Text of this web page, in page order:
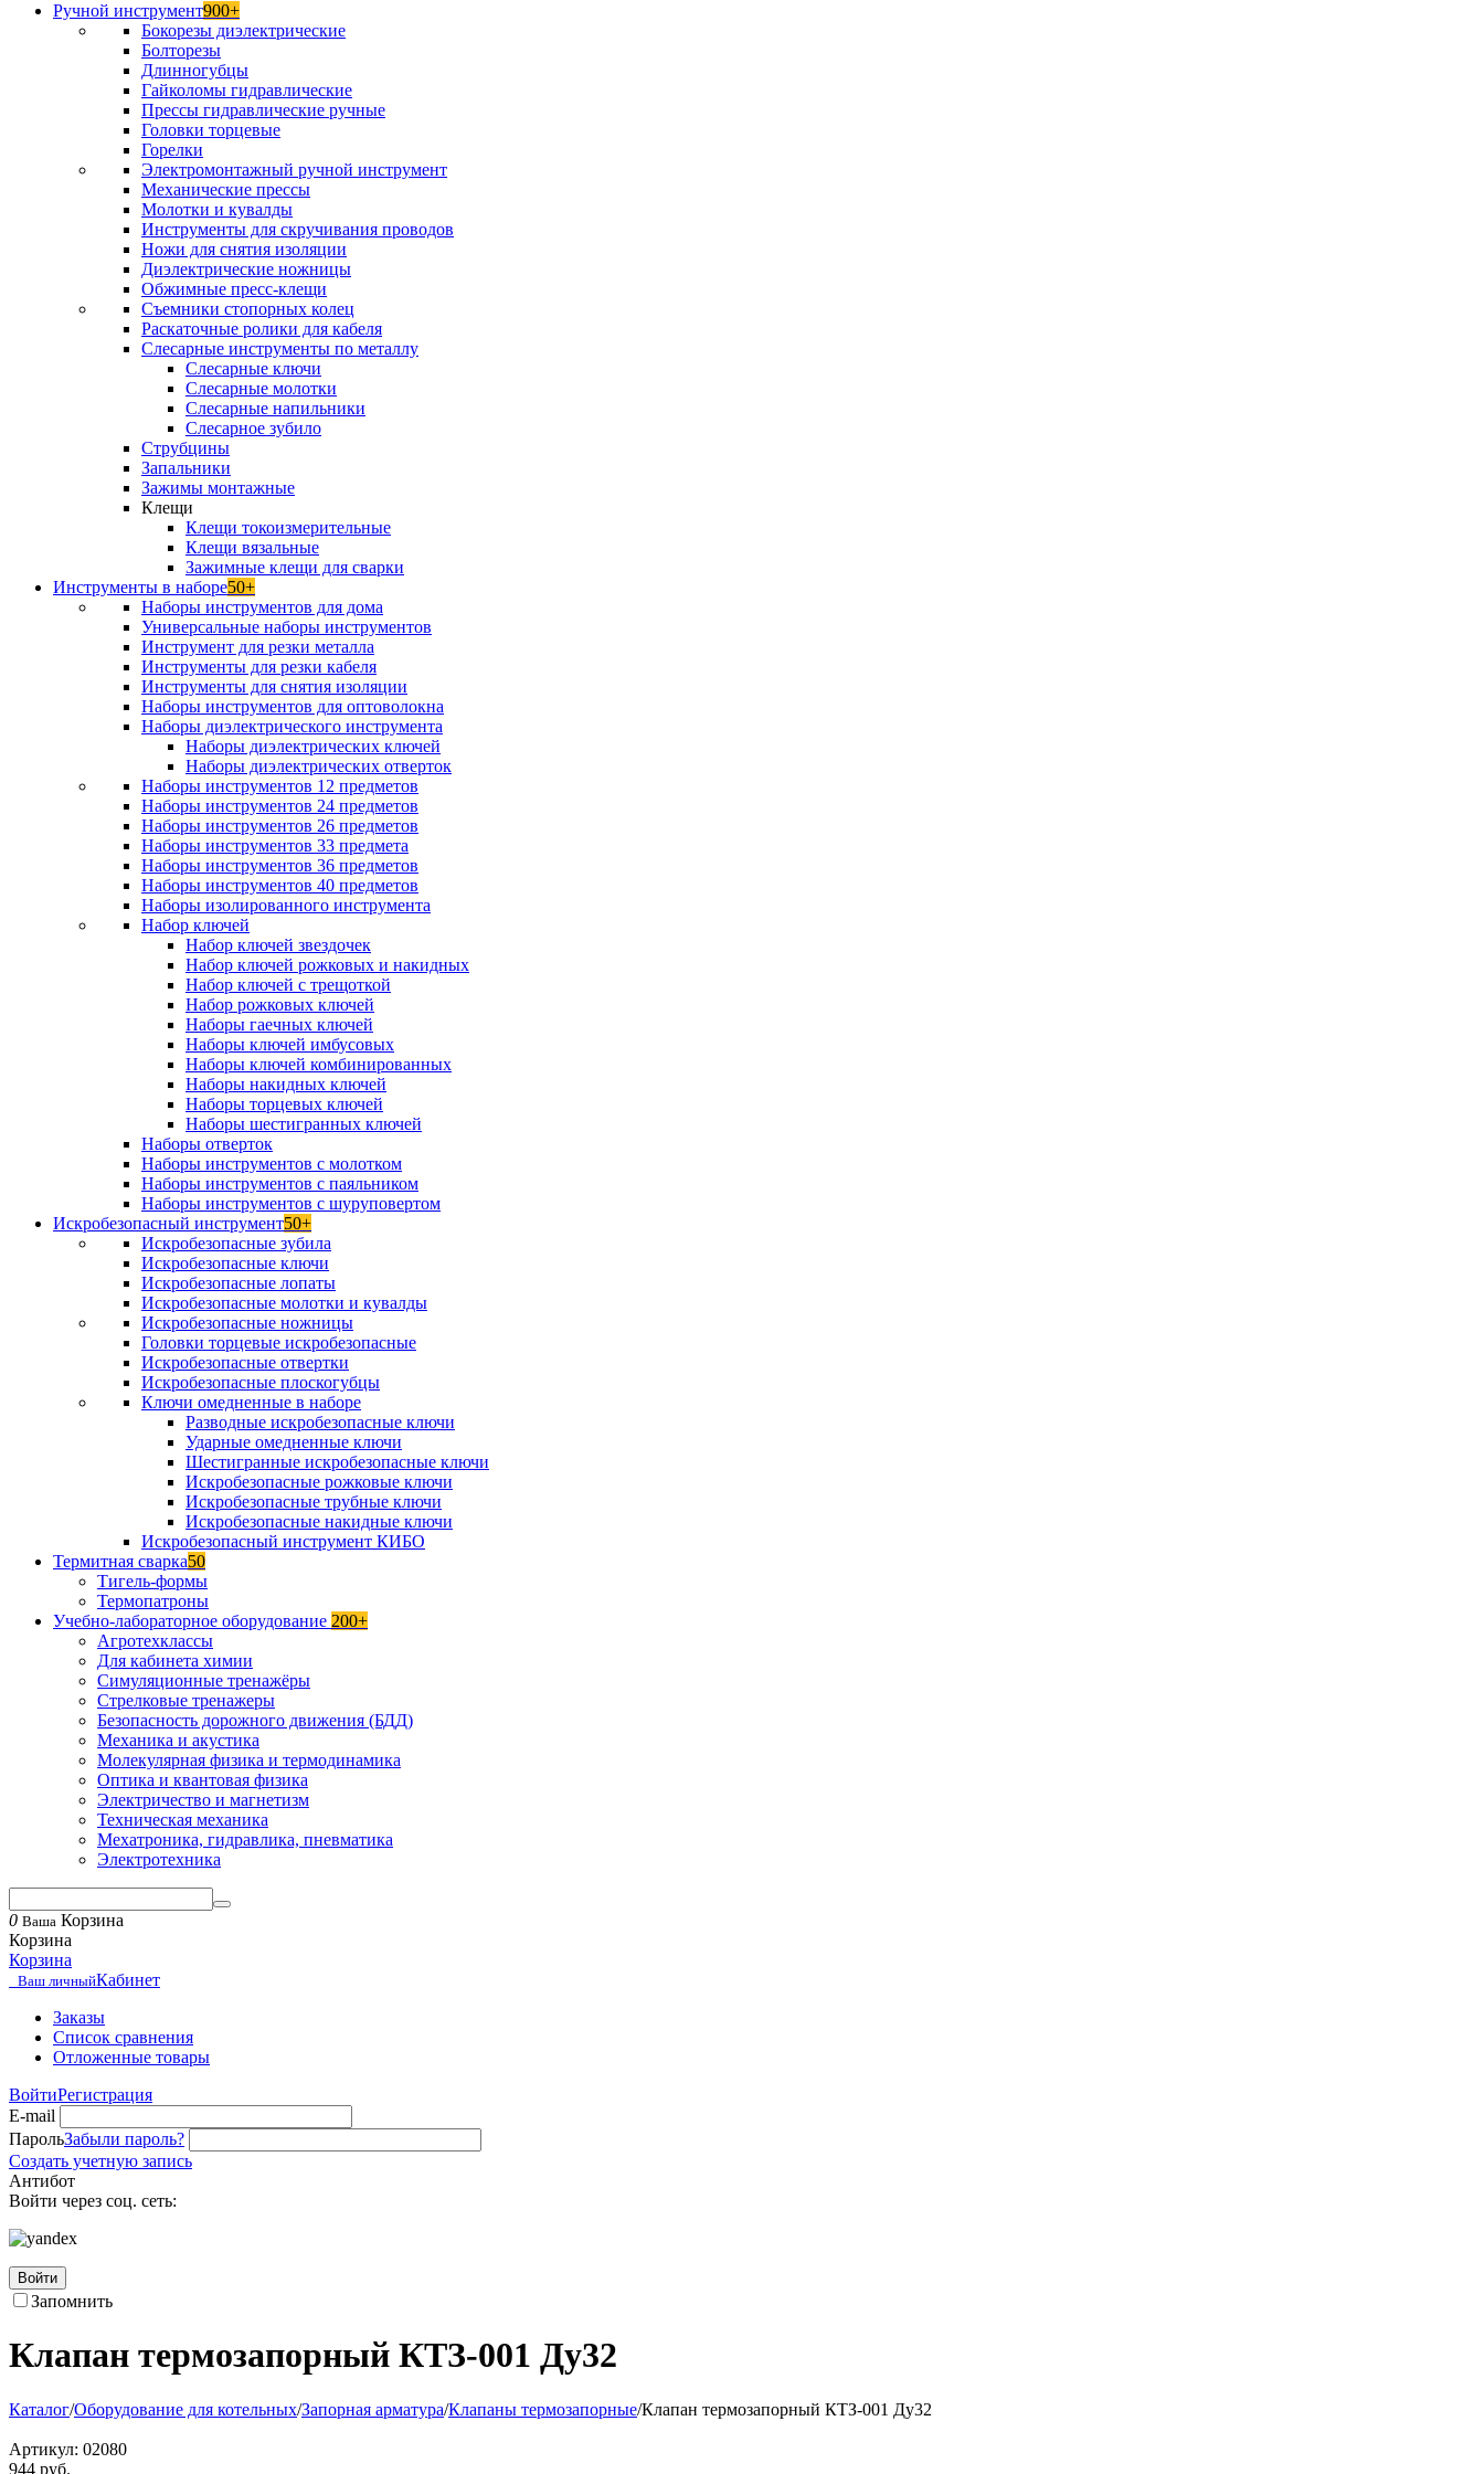
Ручной инструмент900+
Бокорезы диэлектрические
Болторезы
Длинногубцы
Гайколомы гидравлические
Прессы гидравлические ручные
Головки торцевые
Горелки
Электромонтажный ручной инструмент
Механические прессы
Молотки и кувалды
Инструменты для скручивания проводов
Ножи для снятия изоляции
Диэлектрические ножницы
Обжимные пресс-клещи
Съемники стопорных колец
Раскаточные ролики для кабеля
Слесарные инструменты по металлу
Слесарные ключи
Слесарные молотки
Слесарные напильники
Слесарное зубило
Струбцины
Запальники
Зажимы монтажные
Клещи
Клещи токоизмерительные
Клещи вязальные
Зажимные клещи для сварки
Инструменты в наборе50+
Наборы инструментов для дома
Универсальные наборы инструментов
Инструмент для резки металла
Инструменты для резки кабеля
Инструменты для снятия изоляции
Наборы инструментов для оптоволокна
Наборы диэлектрического инструмента
Наборы диэлектрических ключей
Наборы диэлектрических отверток
Наборы инструментов 12 предметов
Наборы инструментов 24 предметов
Наборы инструментов 26 предметов
Наборы инструментов 33 предмета
Наборы инструментов 36 предметов
Наборы инструментов 40 предметов
Наборы изолированного инструмента
Набор ключей
Набор ключей звездочек
Набор ключей рожковых и накидных
Набор ключей с трещоткой
Набор рожковых ключей
Наборы гаечных ключей
Наборы ключей имбусовых
Наборы ключей комбинированных
Наборы накидных ключей
Наборы торцевых ключей
Наборы шестигранных ключей
Наборы отверток
Наборы инструментов с молотком
Наборы инструментов с паяльником
Наборы инструментов с шуруповертом
Искробезопасный инструмент50+
Искробезопасные зубила
Искробезопасные ключи
Искробезопасные лопаты
Искробезопасные молотки и кувалды
Искробезопасные ножницы
Головки торцевые искробезопасные
Искробезопасные отвертки
Искробезопасные плоскогубцы
Ключи омедненные в наборе
Разводные искробезопасные ключи
Ударные омедненные ключи
Шестигранные искробезопасные ключи
Искробезопасные рожковые ключи
Искробезопасные трубные ключи
Искробезопасные накидные ключи
Искробезопасный инструмент КИБО
Термитная сварка50
Тигель-формы
Термопатроны
Учебно-лабораторное оборудование 200+
Агротехклассы
Для кабинета химии
Симуляционные тренажёры
Стрелковые тренажеры
Безопасность дорожного движения (БДД)
Механика и акустика
Молекулярная физика и термодинамика
Оптика и квантовая физика
Электричество и магнетизм
Техническая механика
Мехатроника, гидравлика, пневматика
Электротехника
0 Ваша Корзина
Корзина
Корзина
Ваш личныйКабинет
Заказы
Список сравнения
Отложенные товары
ВойтиРегистрация
E-mail
ПарольЗабыли пароль?
Создать учетную запись
Антибот
Войти через соц. сеть:
Войти
Запомнить
Клапан термозапорный КТЗ-001 Ду32
Каталог/Оборудование для котельных/Запорная арматура/Клапаны термозапорные/Клапан термозапорный КТЗ-001 Ду32
Артикул: 02080
944 руб.